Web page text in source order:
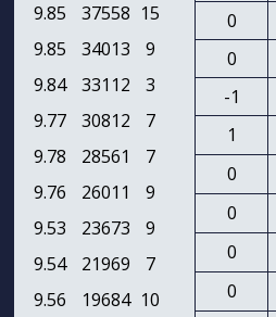
9.85
37558 15
9.85
34013
9
9.84
33112
3
9.77
30812
7
9.78
28561
7
9.76
26011
9
9.53
23673
9
9.54
21969
7
9.56
19684 10
0
0
-1
1
0
0
0
0